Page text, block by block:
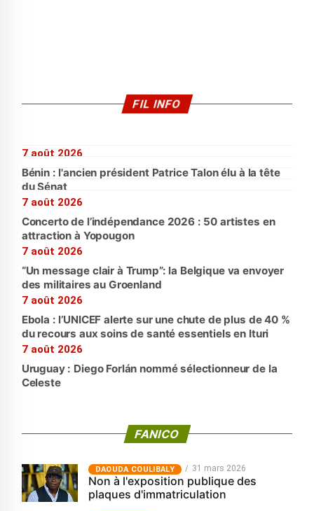
FIL INFO
7 août 2026
Bénin : l'ancien président Patrice Talon élu à la tête
du Sénat
7 août 2026
Concerto de l’indépendance 2026 : 50 artistes en
attraction à Yopougon
7 août 2026
“Un message clair à Trump”: la Belgique va envoyer
des militaires au Groenland
7 août 2026
Ebola : l’UNICEF alerte sur une chute de plus de 40 %
du recours aux soins de santé essentiels en Ituri
7 août 2026
Uruguay : Diego Forlán nommé sélectionneur de la
Celeste
FANICO
‎DAOUDA COULIBALY 31 mars 2026
Non à l'exposition publique des
plaques d'immatriculation